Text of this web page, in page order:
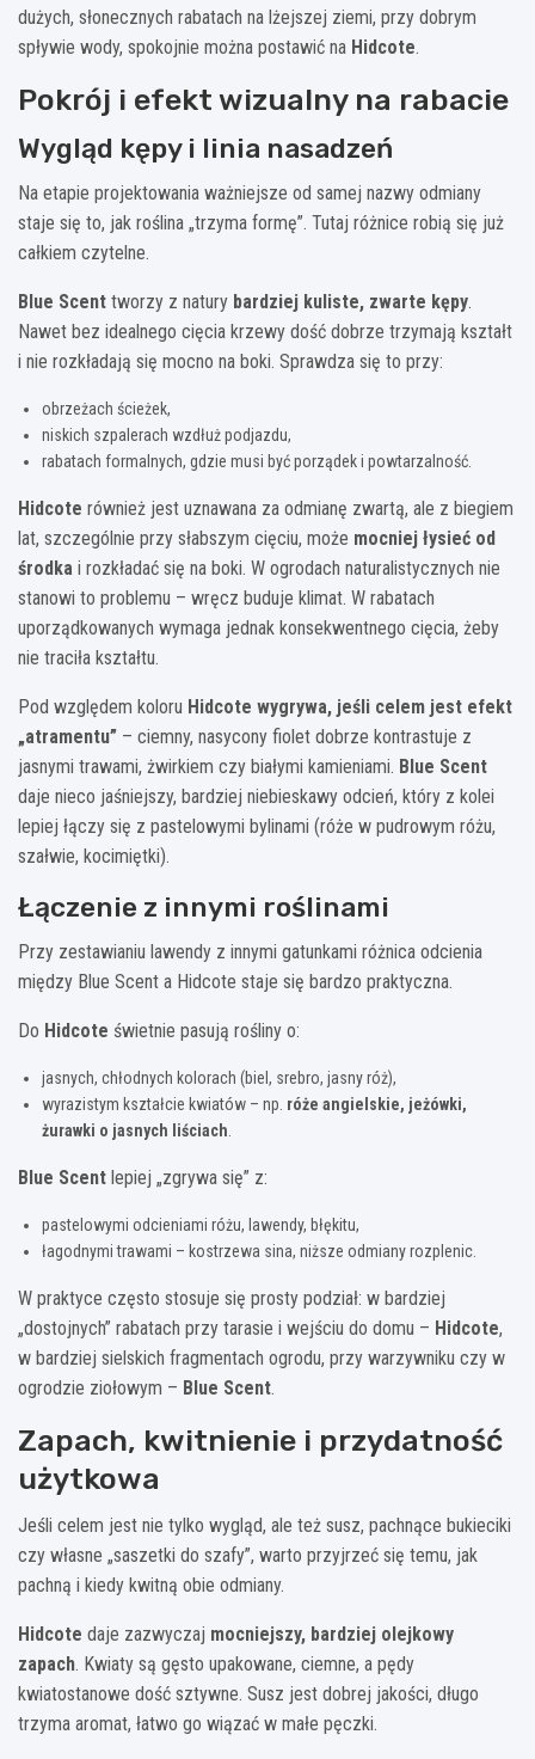
dużych, słonecznych rabatach na lżejszej ziemi, przy dobrym
spływie wody, spokojnie można postawić na Hidcote.
Pokrój i efekt wizualny na rabacie
Wygląd kępy i linia nasadzeń
Na etapie projektowania ważniejsze od samej nazwy odmiany
staje się to, jak roślina „trzyma formę”. Tutaj różnice robią się już
całkiem czytelne.
Blue Scent tworzy z natury bardziej kuliste, zwarte kępy.
Nawet bez idealnego cięcia krzewy dość dobrze trzymają kształt
i nie rozkładają się mocno na boki. Sprawdza się to przy:
obrzeżach ścieżek,
niskich szpalerach wzdłuż podjazdu,
rabatach formalnych, gdzie musi być porządek i powtarzalność.
Hidcote również jest uznawana za odmianę zwartą, ale z biegiem
lat, szczególnie przy słabszym cięciu, może mocniej łysieć od
środka i rozkładać się na boki. W ogrodach naturalistycznych nie
stanowi to problemu – wręcz buduje klimat. W rabatach
uporządkowanych wymaga jednak konsekwentnego cięcia, żeby
nie traciła kształtu.
Pod względem koloru Hidcote wygrywa, jeśli celem jest efekt
„atramentu” – ciemny, nasycony fiolet dobrze kontrastuje z
jasnymi trawami, żwirkiem czy białymi kamieniami. Blue Scent
daje nieco jaśniejszy, bardziej niebieskawy odcień, który z kolei
lepiej łączy się z pastelowymi bylinami (róże w pudrowym różu,
szałwie, kocimiętki).
Łączenie z innymi roślinami
Przy zestawianiu lawendy z innymi gatunkami różnica odcienia
między Blue Scent a Hidcote staje się bardzo praktyczna.
Do Hidcote świetnie pasują rośliny o:
jasnych, chłodnych kolorach (biel, srebro, jasny róż),
wyrazistym kształcie kwiatów – np. róże angielskie, jeżówki,
żurawki o jasnych liściach
Blue Scent lepiej „zgrywa się” z:
pastelowymi odcieniami różu, lawendy, błękitu,
łagodnymi trawami – kostrzewa sina, niższe odmiany rozplenic.
W praktyce często stosuje się prosty podział: w bardziej
„dostojnych” rabatach przy tarasie i wejściu do domu – Hidcote,
w bardziej sielskich fragmentach ogrodu, przy warzywniku czy w
ogrodzie ziołowym – Blue Scent.
Zapach, kwitnienie i przydatność
użytkowa
Jeśli celem jest nie tylko wygląd, ale też susz, pachnące bukieciki
czy własne „saszetki do szafy”, warto przyjrzeć się temu, jak
pachną i kiedy kwitną obie odmiany.
Hidcote daje zazwyczaj mocniejszy, bardziej olejkowy
zapach. Kwiaty są gęsto upakowane, ciemne, a pędy
kwiatostanowe dość sztywne. Susz jest dobrej jakości, długo
trzyma aromat, łatwo go wiązać w małe pęczki.